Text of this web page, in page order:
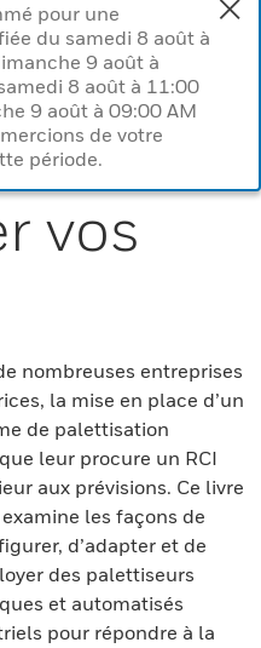
pour une
du samedi 8 août à
9 août à
8 août à 11:00
9 août à 09:00 AM
de votre
période.
vos
nombreuses entreprises
la mise en place d’un
de palettisation
leur procure un RCI
aux prévisions. Ce livre
les façons de
d’adapter et de
des palettiseurs
et automatisés
pour répondre à la